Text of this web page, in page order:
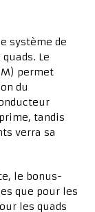
système de
Le
permet
du
tandis
verra sa
le bonus-
que pour les
les quads